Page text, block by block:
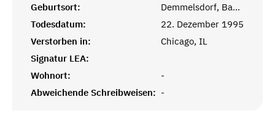
Geburtsort:
Demmelsdorf, Bamberg, Bayern
Todesdatum:
22. Dezember 1995
Verstorben in:
Chicago, IL
Signatur LEA:
Wohnort:
-
Abweichende Schreibweisen: -